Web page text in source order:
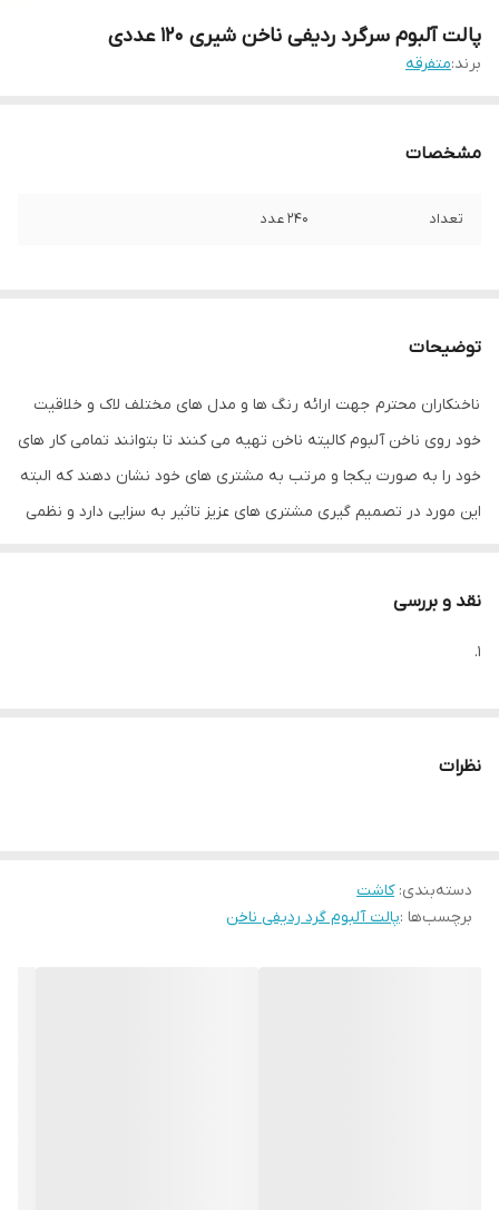
پالت آلبوم سرگرد ردیفی ناخن شیری 120 عددی
برند:متفرقه
مشخصات
تعداد 240 عدد
توضیحات
ناخنکاران محترم جهت ارائه رنگ ها و مدل های مختلف لاک و خلاقیت
خود روی ناخن آلبوم کالیته ناخن تهیه می کنند تا بتوانند تمامی کار های
خود را به صورت یکجا و مرتب به مشتری های خود نشان دهند که البته
این مورد در تصمیم گیری مشتری های عزیز تاثیر به سزایی دارد و نظمی
رنگ و مدل ها بسیار باب و پر فروش شده است.
نقد و بررسی
1.
نظرات
دسته‌بندی:کاشت
برچسب‌ها :پالت آلبوم گرد ردیفی ناخن